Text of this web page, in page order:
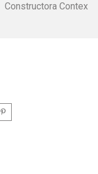
Constructora Contex